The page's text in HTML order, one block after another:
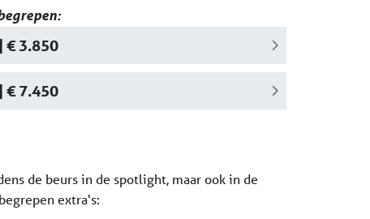
€ 3.850
€ 7.450
de beurs in de spotlight, maar ook in de
extra's: